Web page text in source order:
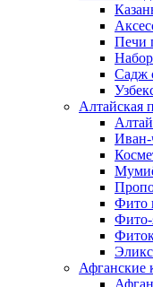
Печи
Садж
Алтайская
Иван-
Фито
Фито-
Афганские